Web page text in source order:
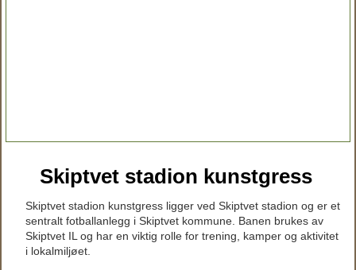
Skiptvet stadion kunstgress
Skiptvet stadion kunstgress ligger ved Skiptvet stadion og er et
sentralt fotballanlegg i Skiptvet kommune. Banen brukes av
Skiptvet IL og har en viktig rolle for trening, kamper og aktivitet
i lokalmiljøet.